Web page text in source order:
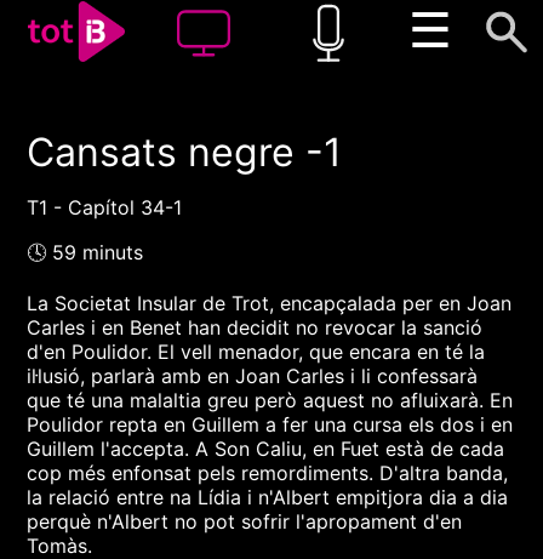
☰
00:00 00:00
1x
Cansats negre -1
T1 - Capítol 34-1
🕓 59 minuts
La Societat Insular de Trot, encapçalada per en Joan
Carles i en Benet han decidit no revocar la sanció
d'en Poulidor. El vell menador, que encara en té la
il·lusió, parlarà amb en Joan Carles i li confessarà
que té una malaltia greu però aquest no afluixarà. En
Poulidor repta en Guillem a fer una cursa els dos i en
Guillem l'accepta. A Son Caliu, en Fuet està de cada
cop més enfonsat pels remordiments. D'altra banda,
la relació entre na Lídia i n'Albert empitjora dia a dia
perquè n'Albert no pot sofrir l'apropament d'en
Tomàs.